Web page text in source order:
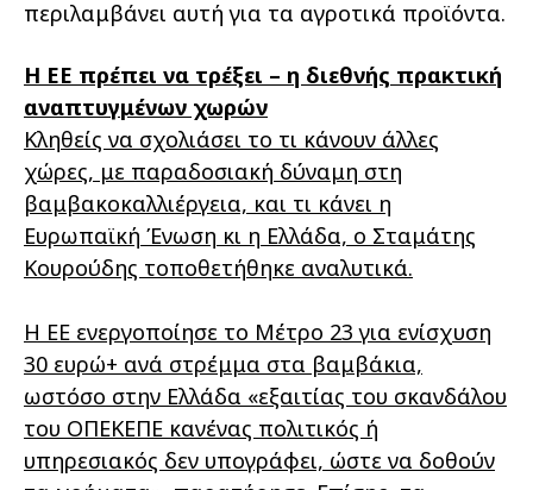
περιλαμβάνει αυτή για τα αγροτικά προϊόντα.
Η ΕΕ πρέπει να τρέξει – η διεθνής πρακτική
αναπτυγμένων χωρών
Κληθείς να σχολιάσει το τι κάνουν άλλες
χώρες, με παραδοσιακή δύναμη στη
βαμβακοκαλλιέργεια, και τι κάνει η
Ευρωπαϊκή Ένωση κι η Ελλάδα, ο Σταμάτης
Κουρούδης τοποθετήθηκε αναλυτικά.
Η ΕΕ ενεργοποίησε το Μέτρο 23 για ενίσχυση
30 ευρώ+ ανά στρέμμα στα βαμβάκια,
ωστόσο στην Ελλάδα «εξαιτίας του σκανδάλου
του ΟΠΕΚΕΠΕ κανένας πολιτικός ή
υπηρεσιακός δεν υπογράφει, ώστε να δοθούν